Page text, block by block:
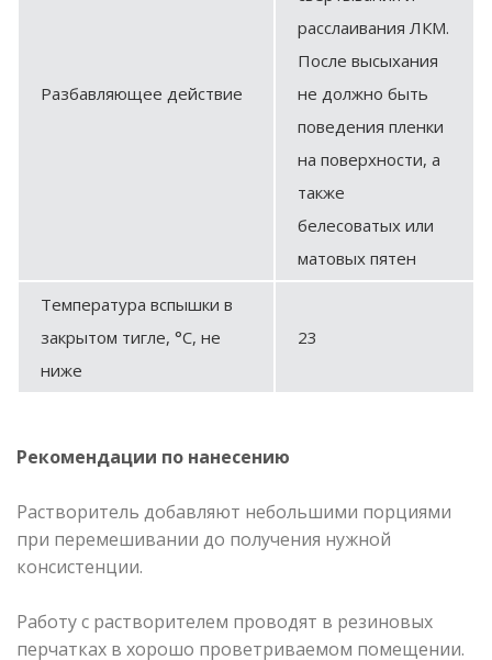
Разбавляющее действие
расслаивания ЛКМ.
После высыхания
не должно быть
поведения пленки
на поверхности, а
также
белесоватых или
матовых пятен
Температура вспышки в
закрытом тигле, °С, не
ниже
23
Рекомендации по нанесению
Растворитель добавляют небольшими порциями
при перемешивании до получения нужной
консистенции.
Работу с растворителем проводят в резиновых
перчатках в хорошо проветриваемом помещении.